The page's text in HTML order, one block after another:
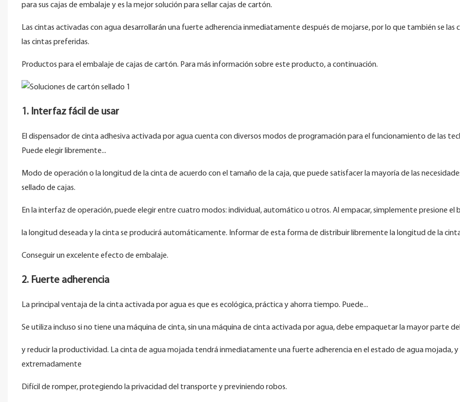
para sus cajas de embalaje y es la mejor solución para sellar cajas de cartón.
Las cintas activadas con agua desarrollarán una fuerte adherencia inmediatamente después de mojarse, por lo que también se las
las cintas preferidas.
Productos para el embalaje de cajas de cartón. Para más información sobre este producto, a continuación.
1. Interfaz fácil de usar
El dispensador de cinta adhesiva activada por agua cuenta con diversos modos de programación para el funcionamiento de las
Puede elegir libremente...
Modo de operación o la longitud de la cinta de acuerdo con el tamaño de la caja, que puede satisfacer la mayoría de las
sellado de cajas.
En la interfaz de operación, puede elegir entre cuatro modos: individual, automático u otros. Al empacar, simplemente presione el
la longitud deseada y la cinta se producirá automáticamente. Informar de esta forma de distribuir libremente la longitud de la
Conseguir un excelente efecto de embalaje.
2. Fuerte adherencia
La principal ventaja de la cinta activada por agua es que es ecológica, práctica y ahorra tiempo. Puede...
Se utiliza incluso si no tiene una máquina de cinta, sin una máquina de cinta activada por agua, debe empaquetar la mayor parte
y reducir la productividad. La cinta de agua mojada tendrá inmediatamente una fuerte adherencia en el estado de agua mojada, y
extremadamente
Difícil de romper, protegiendo la privacidad del transporte y previniendo robos.